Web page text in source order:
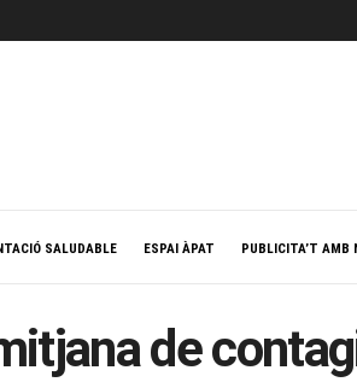
SALUDABLE ESPAI ÀPAT PUBLICITA’T AMB
de